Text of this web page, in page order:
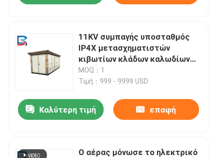
11KV συμπαγής υποσταθμός
IP4X μετασχηματιστών
κιβωτίων κλάδων καλωδίων
ARC για την αποβάθρα
MOQ：1
Τιμή：999 - 9999 USD
Καλύτερη τιμή επαφή
Ο αέρας μόνωσε το ηλεκτρικό